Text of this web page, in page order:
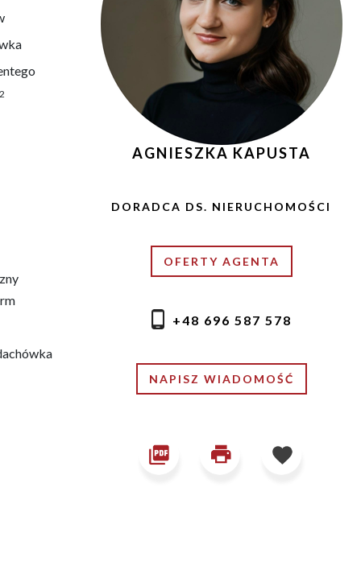
2
AGNIESZKA KAPUSTA
DORADCA DS. NIERUCHOMOŚCI
OFERTY AGENTA
+48 696 587 578
NAPISZ WIADOMOŚĆ